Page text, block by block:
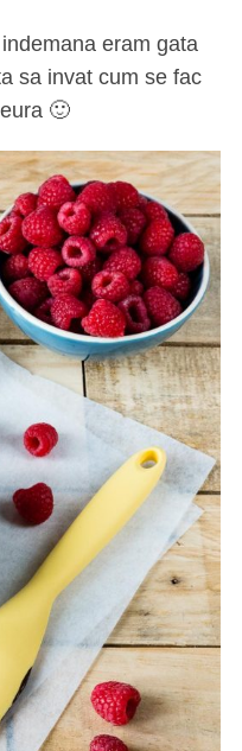
eram gata
sa invat cum se fac
🙂